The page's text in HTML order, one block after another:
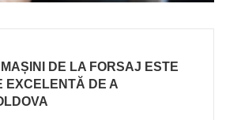
DE LA FORSAJ ESTE
EXCELENTĂ DE A